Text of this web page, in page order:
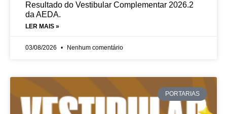
Resultado do Vestibular Complementar 2026.2
da AEDA.
LER MAIS »
03/08/2026 Nenhum comentário
PORTARIAS